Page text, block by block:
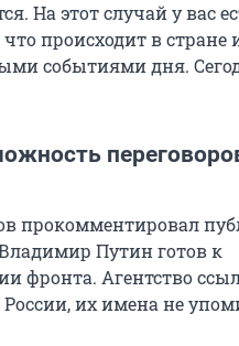
На этот случай у вас
происходит в стране
событиями дня.
прокомментировал
Путин готов к
Агентство
их имена не